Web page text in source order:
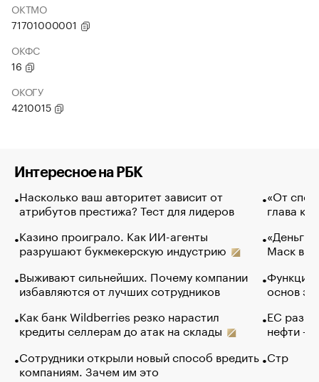
ОКТМО
71701000001
ОКФС
16
ОКОГУ
4210015
Интересное на РБК
Насколько ваш авторитет зависит от
атрибутов престижа? Тест для лидеров
Казино проиграло. Как ИИ-агенты
разрушают букмекерскую индустрию
Выживают сильнейших. Почему компании
избавляются от лучших сотрудников
Как банк Wildberries резко нарастил
кредиты селлерам до атак на склады
Сотрудники открыли новый способ вредить
компаниям. Зачем им это
«От
глава
«Деньги
Маск в
Функции
основ
ЕС
нефти —
Стр